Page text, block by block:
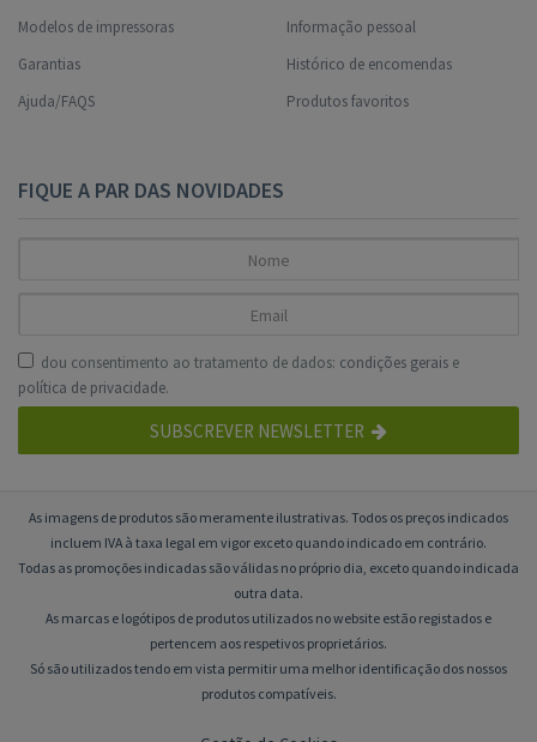
Modelos de impressoras
Garantias
Ajuda/FAQS
Informação pessoal
Histórico de encomendas
Produtos favoritos
FIQUE A PAR DAS NOVIDADES
dou consentimento ao tratamento de dados: condições gerais e
política de privacidade.
SUBSCREVER NEWSLETTER
As imagens de produtos são meramente ilustrativas. Todos os preços indicados
incluem IVA à taxa legal em vigor exceto quando indicado em contrário.
Todas as promoções indicadas são válidas no próprio dia, exceto quando indicada
outra data.
As marcas e logótipos de produtos utilizados no website estão registados e
pertencem aos respetivos proprietários.
Só são utilizados tendo em vista permitir uma melhor identificação dos nossos
produtos compatíveis.